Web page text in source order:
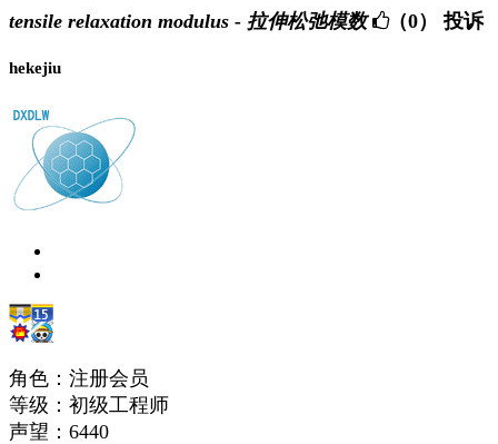
tensile relaxation modulus - 拉伸松弛模数 （0） 投诉
hekejiu
角色：注册会员
等级：初级工程师
声望： 6440